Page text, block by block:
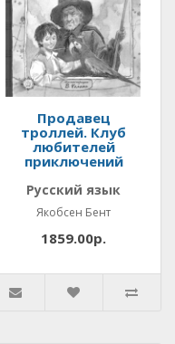
Продавец
троллей. Клуб
любителей
приключений
Русский язык
Якобсен Бент
1859.00р.